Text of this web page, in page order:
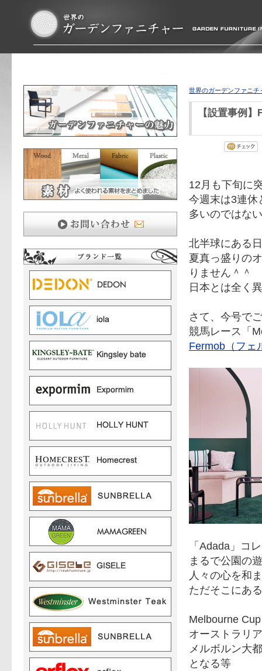
世界のガーデンファニチ
【設置事例
12月も下旬に
今週末は3連休
多いのではな
北半球にある
夏真っ盛りの
りません＾＾
日本とは全く
さて、今号で
競馬レース「
Fermob（フェ
「Adada」コ
まるで公園の
人々の心を和
ただそこにあ
Melbourne
オーストラリ
メルボルン大
となる等